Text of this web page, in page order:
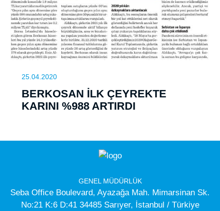
25.04.2020
BERKOSAN İLK ÇEYREKTE
KARINI %988 ARTIRDI
GENEL MÜDÜRLÜK
Seba Office Boulevard, Ayazağa Mah. Mimarsinan Sk.
No:21 K:6 D:41 34485 Sarıyer, İstanbul / Türkiye